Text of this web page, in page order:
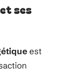
ses
est